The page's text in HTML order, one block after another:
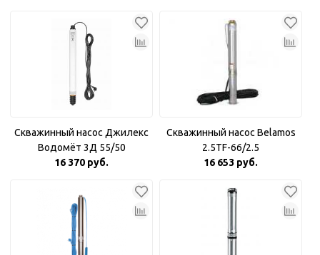
Скважинный насос Джилекс
Водомёт 3Д 55/50
16 370 руб.
Скважинный насос Belamos
2.5TF-66/2.5
16 653 руб.